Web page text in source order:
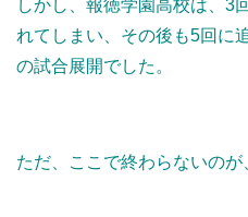
しかし、報徳学園高校は、3
れてしまい、その後も5回に
の試合展開でした。
ただ、ここで終わらないのが